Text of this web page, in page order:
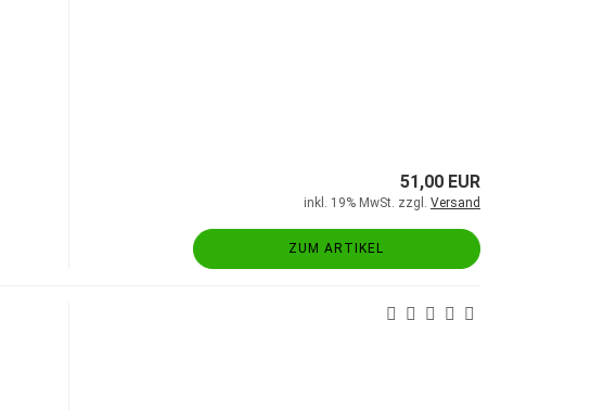
51,00 EUR
inkl. 19% MwSt. zzgl. Versand
ZUM ARTIKEL